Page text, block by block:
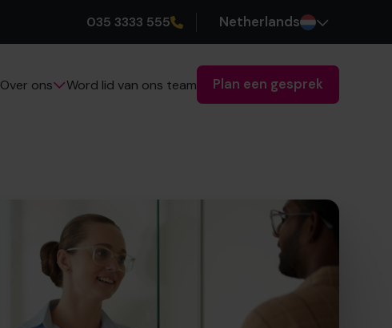
035 3333 555 Netherlands
Over ons Word lid van ons team Plan een gesprek